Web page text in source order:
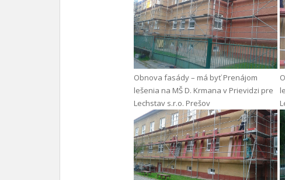
Obnova fasády – má byť Prenájom
lešenia na MŠ D. Krmana v Prievidzi pre
Lechstav s.r.o. Prešov